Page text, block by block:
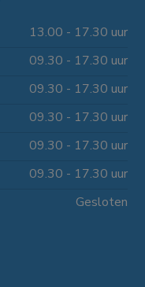
13.00 - 17.30 uur
09.30 - 17.30 uur
09.30 - 17.30 uur
09.30 - 17.30 uur
09.30 - 17.30 uur
09.30 - 17.30 uur
Gesloten